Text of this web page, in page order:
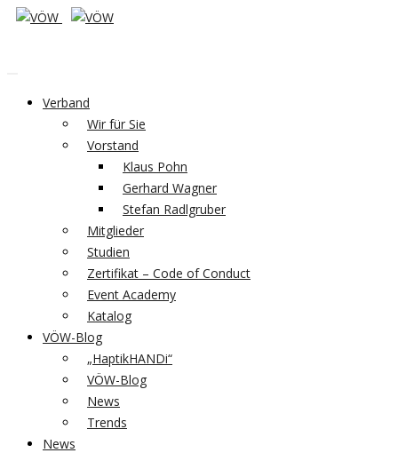
Verband
Wir für Sie
Vorstand
Klaus Pohn
Gerhard Wagner
Stefan Radlgruber
Mitglieder
Studien
Zertifikat – Code of Conduct
Event Academy
Katalog
VÖW-Blog
„HaptikHANDi“
VÖW-Blog
News
Trends
News